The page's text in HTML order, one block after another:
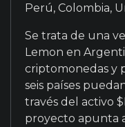
Perú, Colombia,
Se trata de una
Lemon en
criptomonedas y
seis países
través del activo
proyecto apunta